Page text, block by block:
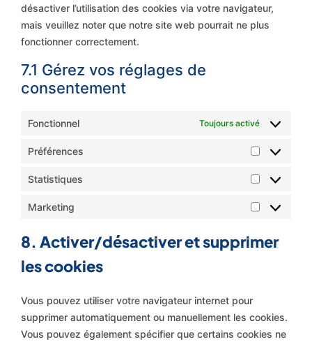
désactiver l’utilisation des cookies via votre navigateur,
mais veuillez noter que notre site web pourrait ne plus
fonctionner correctement.
7.1 Gérez vos réglages de
consentement
Fonctionnel Toujours activé
Préférences
Statistiques
Marketing
8. Activer/désactiver et supprimer
les cookies
Vous pouvez utiliser votre navigateur internet pour
supprimer automatiquement ou manuellement les cookies.
Vous pouvez également spécifier que certains cookies ne